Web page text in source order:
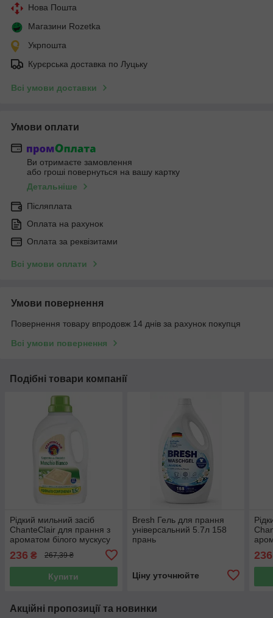
Нова Пошта
Магазини Rozetka
Укрпошта
Курєрська доставка по Луцьку
Всі умови доставки
Умови оплати
Ви отримаєте замовлення
або гроші повернуться на вашу картку
Детальніше
Післяплата
Оплата на рахунок
Оплата за реквізитами
Всі умови оплати
Умови повернення
Повернення товару впродовж 14 днів за рахунок покупця
Всі умови повернення
Подібні товари компанії
Рідкий мильний засіб
ChanteClair для прання з
ароматом білого мускусу
236 ₴ 267,39 ₴
Купити
Bresh Гель для прання
універсальний 5.7л 158
прань
Ціну уточнюйте
236
Акційні пропозиції та новинки